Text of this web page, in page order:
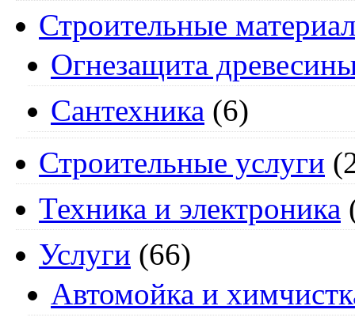
Строительные
Огнезащита
Сантехника (6)
Строительные услуги
Техника и электроника
Услуги (66)
Автомойка и